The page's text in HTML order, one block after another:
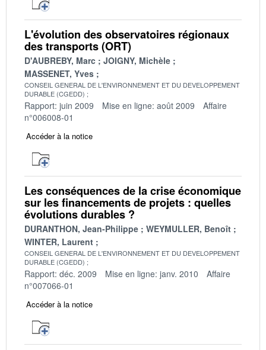
L'évolution des observatoires régionaux
des transports (ORT)
D'AUBREBY, Marc
JOIGNY, Michèle
MASSENET, Yves
CONSEIL GENERAL DE L'ENVIRONNEMENT ET DU DEVELOPPEMENT
DURABLE (CGEDD)
Rapport: juin 2009 Mise en ligne: août 2009
Affaire
n°006008-01
Accéder à la notice
Les conséquences de la crise économique
sur les financements de projets : quelles
évolutions durables ?
DURANTHON, Jean-Philippe
WEYMULLER, Benoît
WINTER, Laurent
CONSEIL GENERAL DE L'ENVIRONNEMENT ET DU DEVELOPPEMENT
DURABLE (CGEDD)
Rapport: déc. 2009 Mise en ligne: janv. 2010
Affaire
n°007066-01
Accéder à la notice